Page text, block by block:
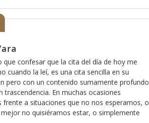
que confesar que la cita del día de hoy me
cuando la leí, es una cita sencilla en su
pero con un contenido sumamente profundo
trascendencia. En muchas ocasiones
frente a situaciones que no nos esperamos, o
no quisiéramos estar, o simplemente